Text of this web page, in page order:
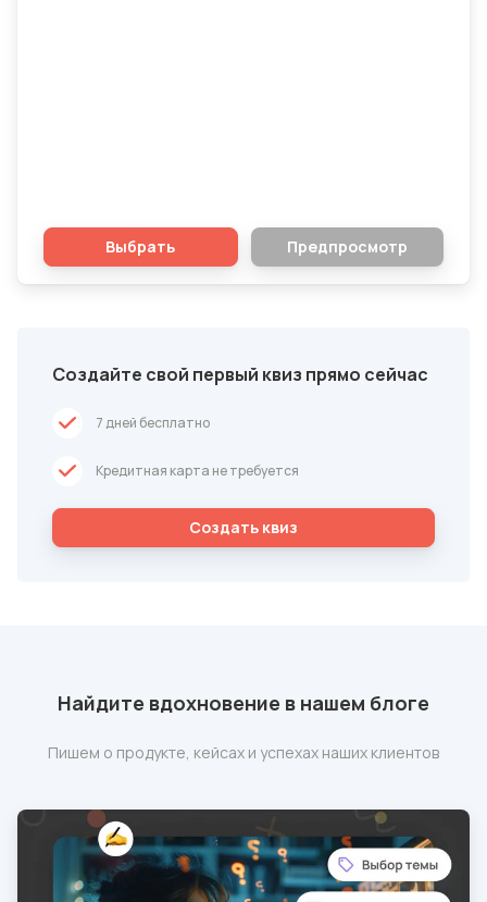
Выбрать Предпросмотр
Создайте свой первый квиз прямо сейчас
7 дней бесплатно
Кредитная карта не требуется
Cоздать квиз
Найдите вдохновение в нашем блоге
Пишем о продукте, кейсах и успехах наших клиентов